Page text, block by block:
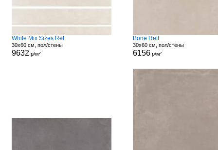
White Mix Sizes Ret
30x60 см, пол/стены
9632 р/м²
Bone Rett
30x60 см, пол/стены
6156р/м²